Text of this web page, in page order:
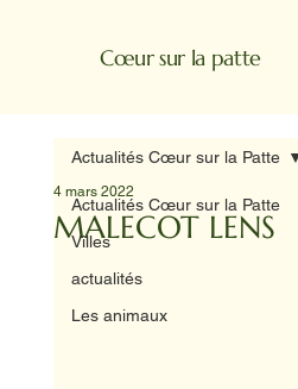
Cœur sur la patte
Actualités Cœur sur la Patte
Villes
actualités
Les animaux
Actualités Cœur sur la Patte
MALECOT LENS
4 mars 2022